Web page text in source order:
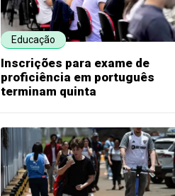
Educação
Inscrições para exame de
proficiência em português
terminam quinta